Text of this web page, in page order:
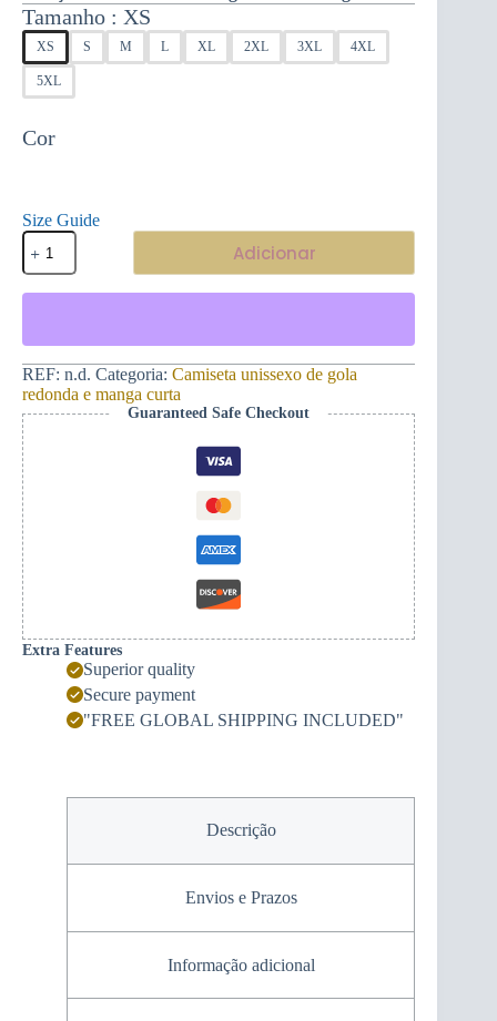
Tamanho XS
XS S M L XL 2XL 3XL 4XL
5XL
Cor
Size Guide
Quantidade
de
Impressionante
t-
de
manga
curta
Eterno
e
Mano
L
Adicionar
REF: n.d. Categoria: Camiseta unissexo de gola
redonda e manga curta
Guaranteed Safe Checkout
Extra Features
Superior quality
Secure payment
"FREE GLOBAL SHIPPING INCLUDED"
Descrição
Envios e Prazos
Informação adicional